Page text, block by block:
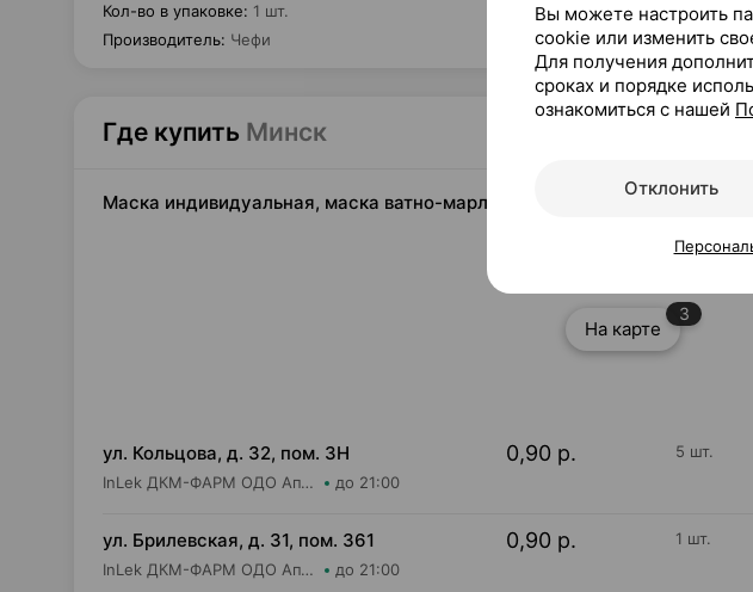
Кол-во в упаковке: 1 шт.
Производитель: Чефи
Где купить Минск
Маска индивидуальная, маска ватно-марлевая, ×1, Чефи Беларусь
На карте
3
ул. Кольцова, д. 32, пом. 3Н
InLek ДКМ-ФАРМ ОДО Аптека №8 до 21:00
0,90 р. 5 шт.
ул. Брилевская, д. 31, пом. 361
InLek ДКМ-ФАРМ ОДО Аптека №17 до 21:00
0,90 р. 1 шт.
Вы можете настроить
cookie или изменить
Для получения
сроках и порядке
ознакомиться с нашей
Отклонить